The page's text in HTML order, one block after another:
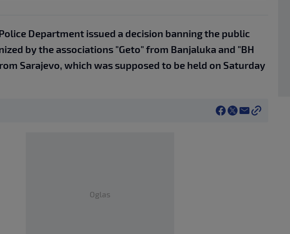
Department issued a decision banning the public
by the associations "Geto" from Banjaluka and "BH
Sarajevo, which was supposed to be held on Saturday
Oglas